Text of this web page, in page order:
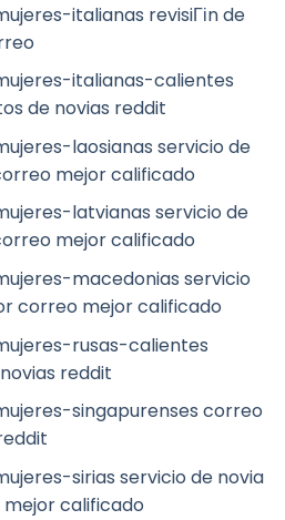
italianas revisiГіn de
italianas-calientes
de novias reddit
laosianas servicio de
mejor calificado
latvianas servicio de
mejor calificado
macedonias servicio
correo mejor calificado
rusas-calientes
reddit
singapurenses correo
sirias servicio de novia
calificado